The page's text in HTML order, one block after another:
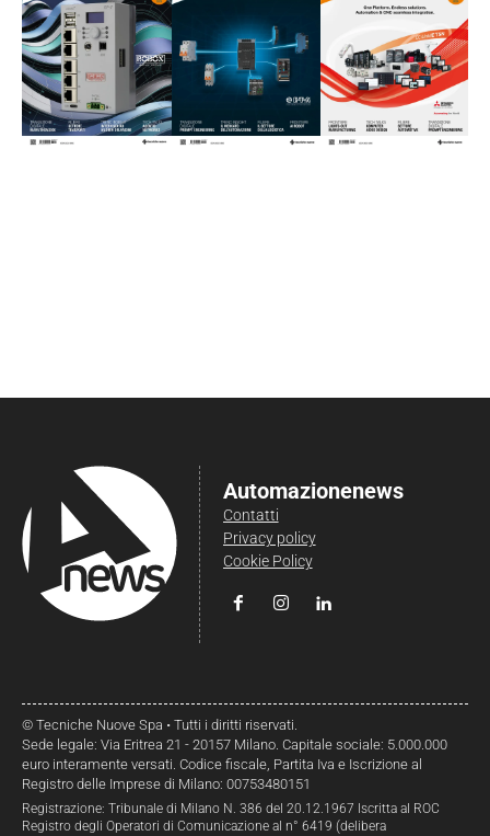
Automazionenews
Contatti
Privacy policy
Cookie Policy
© Tecniche Nuove Spa • Tutti i diritti riservati.
Sede legale: Via Eritrea 21 - 20157 Milano. Capitale sociale: 5.000.000
euro interamente versati. Codice fiscale, Partita Iva e Iscrizione al
Registro delle Imprese di Milano: 00753480151
Registrazione: Tribunale di Milano N. 386 del 20.12.1967 Iscritta al ROC
Registro degli Operatori di Comunicazione al n° 6419 (delibera